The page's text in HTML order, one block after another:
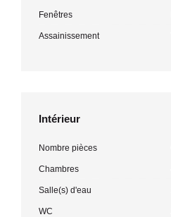
Fenêtres
Assainissement
Intérieur
Nombre pièces
Chambres
Salle(s) d'eau
WC